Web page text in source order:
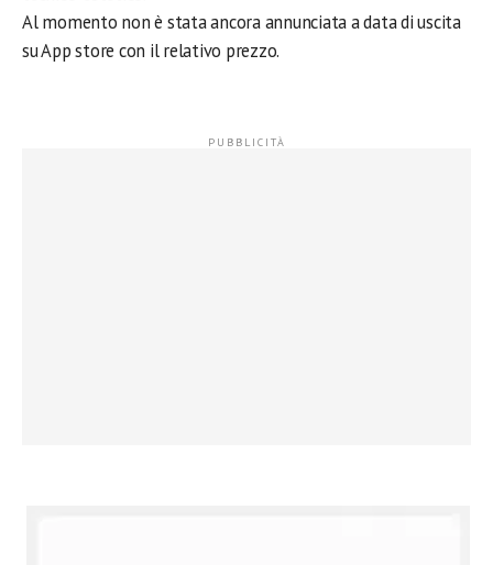
Al momento non è stata ancora annunciata a data di uscita
su App store con il relativo prezzo.